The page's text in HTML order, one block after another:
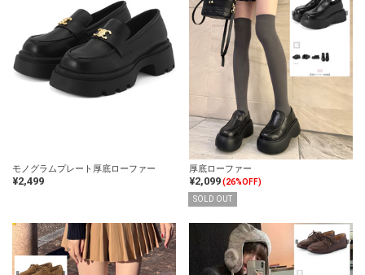
モノグラムプレート厚底ローファー
¥2,499
厚底ローファー
¥2,099(26%OFF)
SOLD OUT